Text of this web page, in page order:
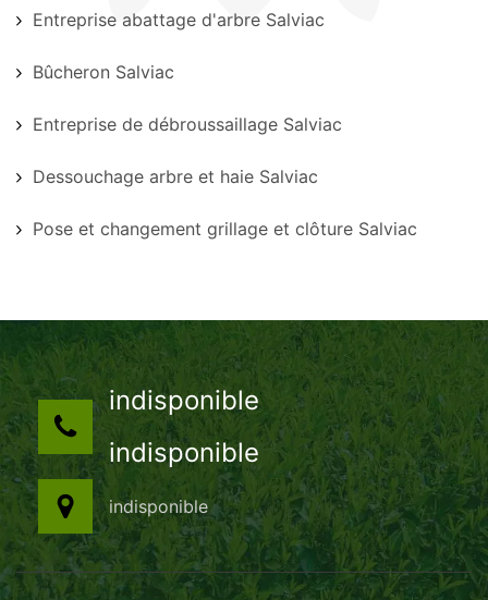
Entreprise abattage d'arbre Salviac
Bûcheron Salviac
Entreprise de débroussaillage Salviac
Dessouchage arbre et haie Salviac
Pose et changement grillage et clôture Salviac
indisponible
indisponible
indisponible